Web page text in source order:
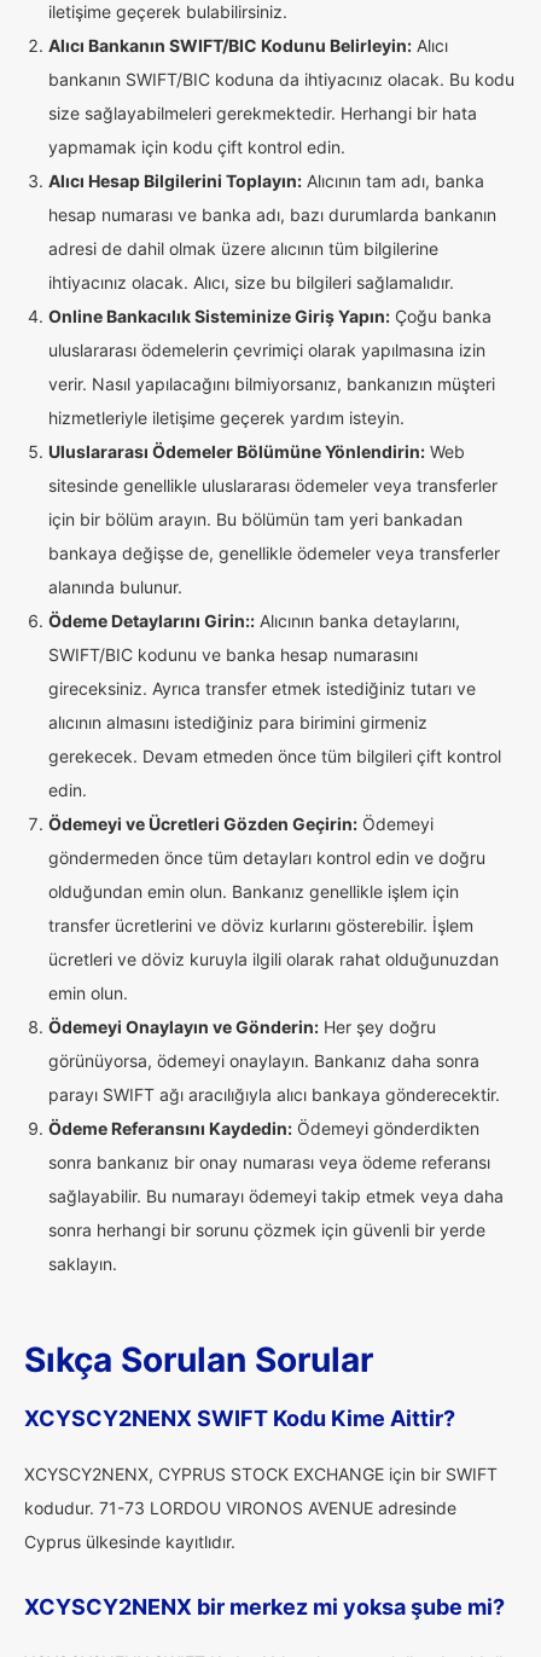
iletişime geçerek bulabilirsiniz.
Alıcı Bankanın SWIFT/BIC Kodunu Belirleyin: Alıcı
bankanın SWIFT/BIC koduna da ihtiyacınız olacak. Bu kodu
size sağlayabilmeleri gerekmektedir. Herhangi bir hata
yapmamak için kodu çift kontrol edin.
Alıcı Hesap Bilgilerini Toplayın: Alıcının tam adı, banka
hesap numarası ve banka adı, bazı durumlarda bankanın
adresi de dahil olmak üzere alıcının tüm bilgilerine
ihtiyacınız olacak. Alıcı, size bu bilgileri sağlamalıdır.
Online Bankacılık Sisteminize Giriş Yapın: Çoğu banka
uluslararası ödemelerin çevrimiçi olarak yapılmasına izin
verir. Nasıl yapılacağını bilmiyorsanız, bankanızın müşteri
hizmetleriyle iletişime geçerek yardım isteyin.
Uluslararası Ödemeler Bölümüne Yönlendirin: Web
sitesinde genellikle uluslararası ödemeler veya transferler
için bir bölüm arayın. Bu bölümün tam yeri bankadan
bankaya değişse de, genellikle ödemeler veya transferler
alanında bulunur.
Ödeme Detaylarını Girin:: Alıcının banka detaylarını,
SWIFT/BIC kodunu ve banka hesap numarasını
gireceksiniz. Ayrıca transfer etmek istediğiniz tutarı ve
alıcının almasını istediğiniz para birimini girmeniz
gerekecek. Devam etmeden önce tüm bilgileri çift kontrol
edin.
Ödemeyi ve Ücretleri Gözden Geçirin: Ödemeyi
göndermeden önce tüm detayları kontrol edin ve doğru
olduğundan emin olun. Bankanız genellikle işlem için
transfer ücretlerini ve döviz kurlarını gösterebilir. İşlem
ücretleri ve döviz kuruyla ilgili olarak rahat olduğunuzdan
emin olun.
Ödemeyi Onaylayın ve Gönderin: Her şey doğru
görünüyorsa, ödemeyi onaylayın. Bankanız daha sonra
parayı SWIFT ağı aracılığıyla alıcı bankaya gönderecektir.
Ödeme Referansını Kaydedin: Ödemeyi gönderdikten
sonra bankanız bir onay numarası veya ödeme referansı
sağlayabilir. Bu numarayı ödemeyi takip etmek veya daha
sonra herhangi bir sorunu çözmek için güvenli bir yerde
saklayın.
Sıkça Sorulan Sorular
XCYSCY2NENX SWIFT Kodu Kime Aittir?
XCYSCY2NENX, CYPRUS STOCK EXCHANGE için bir SWIFT
kodudur. 71-73 LORDOU VIRONOS AVENUE adresinde
Cyprus ülkesinde kayıtlıdır.
XCYSCY2NENX bir merkez mi yoksa şube mi?